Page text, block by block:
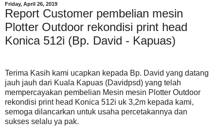
Friday, April 26, 2019
Report Customer pembelian mesin
Plotter Outdoor rekondisi print head
Konica 512i (Bp. David - Kapuas)
Terima Kasih kami ucapkan kepada Bp. David yang datang
jauh jauh dari Kuala Kapuas (Davidpsd) yang telah
mempercayakan pembelian Mesin mesin Plotter Outdoor
rekondisi print head Konica 512i uk 3,2m kepada kami,
semoga dilancarkan untuk usaha percetakannya dan
sukses selalu ya pak.